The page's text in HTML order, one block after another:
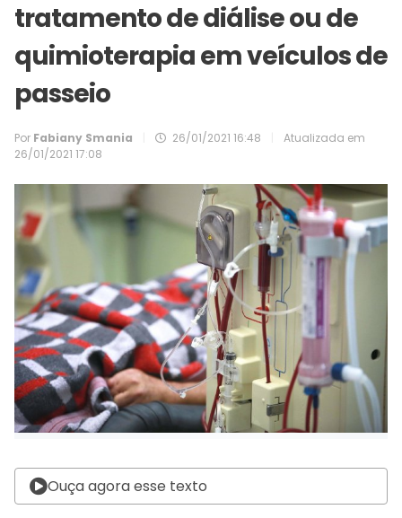
tratamento de diálise ou de
quimioterapia em veículos de
passeio
Por Fabiany Smania 26/01/2021 16:48
Atualizada em
26/01/2021 17:08
Ouça agora esse texto